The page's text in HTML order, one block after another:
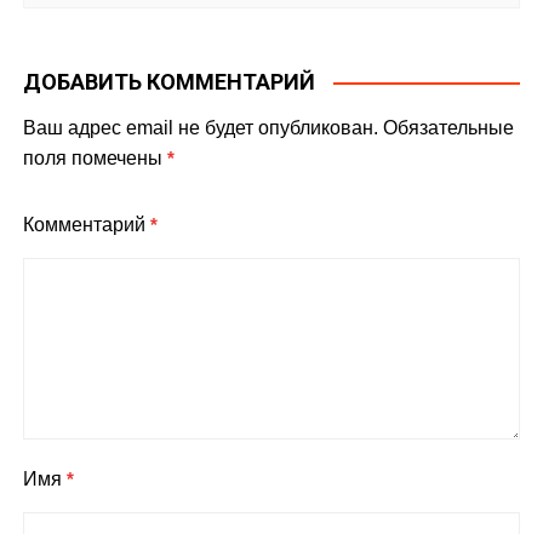
ДОБАВИТЬ КОММЕНТАРИЙ
Ваш адрес email не будет опубликован. Обязательные
поля помечены*
Комментарий*
Имя*